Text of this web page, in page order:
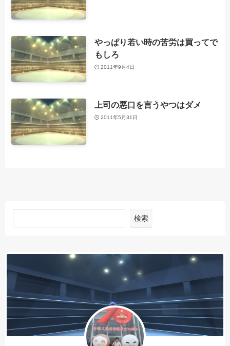
やっぱり若い時の苦労は買ってで
もしろ
2011年9月4日
上司の悪口を言うやつはダメ
2011年5月31日
検索